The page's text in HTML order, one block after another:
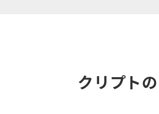
クリプト